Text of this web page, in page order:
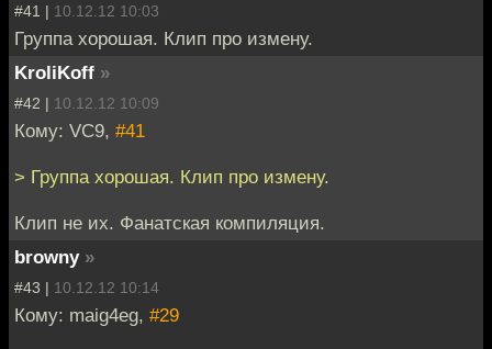
#41 | 10.12.12 10:03
Группа хорошая. Клип про измену.
KroliKoff »
#42 | 10.12.12 10:09
Кому: VC9, #41
> Группа хорошая. Клип про измену.
Клип не их. Фанатская компиляция.
browny »
#43 | 10.12.12 10:14
Кому: maig4eg, #29